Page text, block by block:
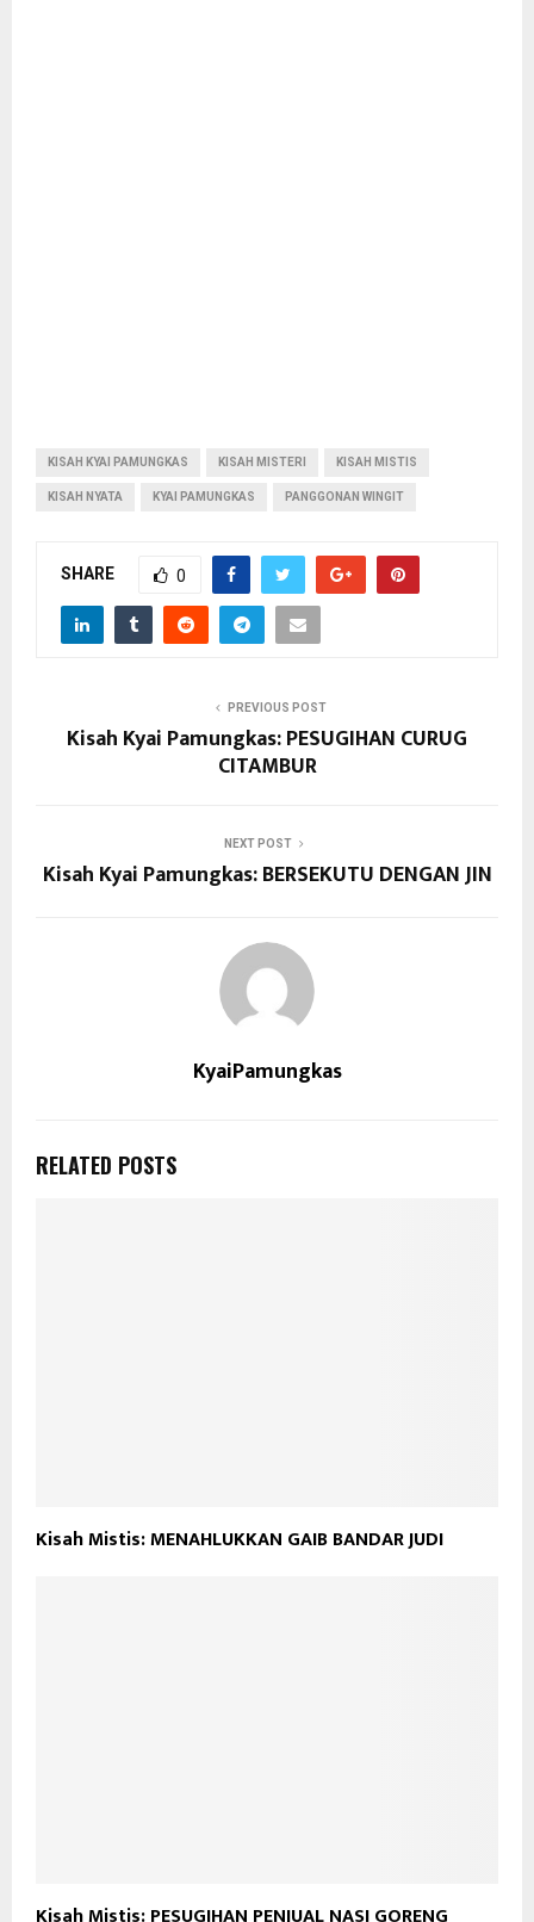
KISAH KYAI PAMUNGKAS KISAH MISTERI KISAH MISTIS
KISAH NYATA KYAI PAMUNGKAS PANGGONAN WINGIT
SHARE 0
PREVIOUS POST
Kisah Kyai Pamungkas: PESUGIHAN CURUG
CITAMBUR
NEXT POST
Kisah Kyai Pamungkas: BERSEKUTU DENGAN JIN
KyaiPamungkas
RELATED POSTS
Kisah Mistis: MENAHLUKKAN GAIB BANDAR JUDI